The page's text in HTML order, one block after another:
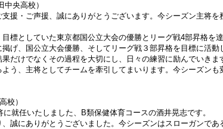
央高校）
援・ご声援、誠にありがとうございます。今シーズン主将を
標としていた東京都国公立大会の優勝とリーグ戦4部昇格を
げ、国公立大会優勝、そしてリーグ戦３部昇格を目標に活動
だけでなくその過程を大切にし、日々の練習に励んでいきま
う、主将としてチームを牽引してまいります。今シーズンも
校）
就任いたしました、B類保健体育コースの酒井晃志です。
誠にありがとうございました。今シーズンはスローガンであ